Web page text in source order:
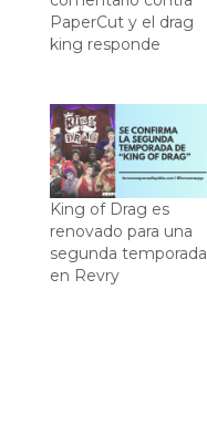
PaperCut y el drag
king responde
King of Drag es
renovado para una
segunda temporada
en Revry